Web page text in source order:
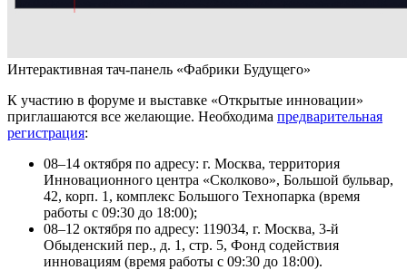
Интерактивная тач-панель «Фабрики Будущего»
К участию в форуме и выставке «Открытые инновации»
приглашаются все желающие. Необходима предварительная
регистрация:
08–14 октября по адресу: г. Москва, территория
Инновационного центра «Сколково», Большой бульвар,
42, корп. 1, комплекс Большого Технопарка (время
работы с 09:30 до 18:00);
08–12 октября по адресу: 119034, г. Москва, 3-й
Обыденский пер., д. 1, стр. 5, Фонд содействия
инновациям (время работы с 09:30 до 18:00).